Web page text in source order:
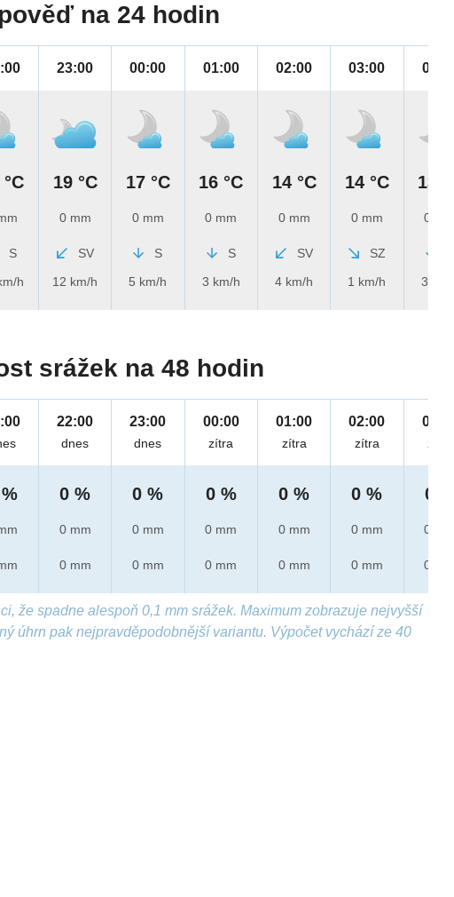
na 24 hodin
S
h
23:00
19 °C
0 mm
SV
12 km/h
00:00
17 °C
0 mm
S
5 km/h
01:00
16 °C
0 mm
S
3 km/h
02:00
14 °C
0 mm
SV
4 km/h
03:00
14 °C
0 mm
SZ
1 km/h
04:00
13 °C
0 mm
3 km/h
srážek na 48 hodin
22:00
dnes
0 %
0 mm
0 mm
23:00
dnes
0 %
0 mm
0 mm
00:00
zítra
0 %
0 mm
0 mm
01:00
zítra
0 %
0 mm
0 mm
02:00
zítra
0 %
0 mm
0 mm
03:00
zítra
0 %
0 mm
0 mm
že spadne alespoň 0,1 mm srážek. Maximum zobrazuje nejvyšší
úhrn pak nejpravděpodobnější variantu. Výpočet vychází ze 40